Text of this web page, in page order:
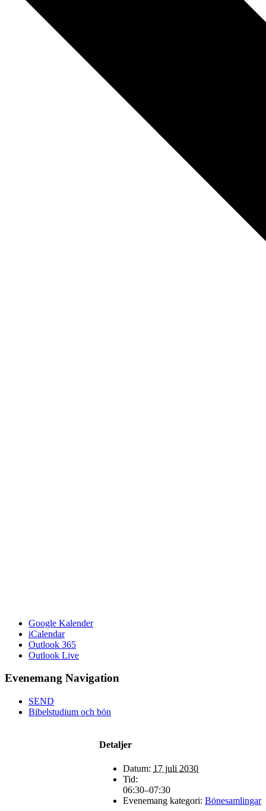
Google Kalender
iCalendar
Outlook 365
Outlook Live
Evenemang Navigation
SEND
Bibelstudium och bön
Detaljer
Datum: 17 juli 2030
Tid:
06:30–07:30
Evenemang kategori: Bönesamlingar